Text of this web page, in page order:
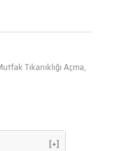
Tıkanıklığı Açma,
[+]